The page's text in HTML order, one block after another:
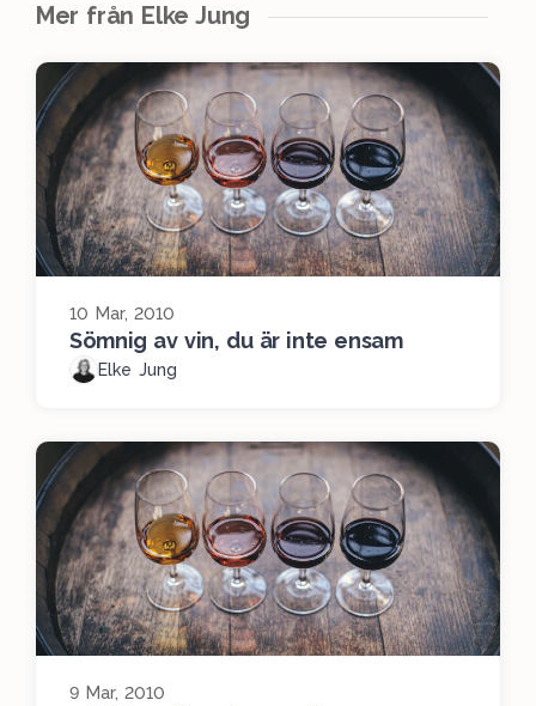
Mer från Elke Jung
10 Mar, 2010
Sömnig av vin, du är inte ensam
Elke Jung
9 Mar, 2010